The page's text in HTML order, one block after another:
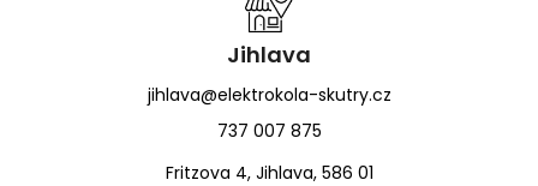
Jihlava
jihlava@elektrokola-skutry.cz
737 007 875
Fritzova 4, Jihlava, 586 01